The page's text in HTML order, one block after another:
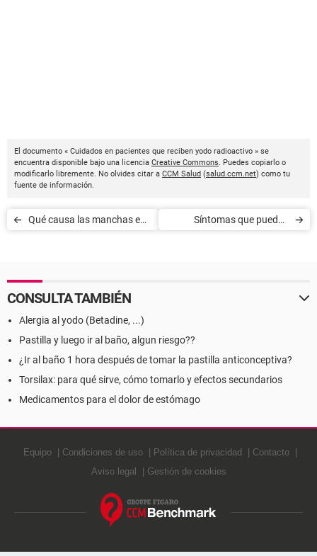
El documento « Cuidados en pacientes que reciben yodo radioactivo » se
encuentra disponible bajo una licencia Creative Commons. Puedes copiarlo o
modificarlo libremente. No olvides citar a CCM Salud (salud.ccm.net) como tu
fuente de información.
Qué causa las manchas en
Síntomas que pueden
CONSULTA TAMBIÉN
Alergia al yodo (Betadine, ...)
Pastilla y luego ir al baño, algun riesgo??
¿Ir al baño 1 hora después de tomar la pastilla anticonceptiva?
Torsilax: para qué sirve, cómo tomarlo y efectos secundarios
Medicamentos para el dolor de estómago
Equipo Condiciones de uso Política de privacidad
Contacto
Aviso legal
Gestión de cookies